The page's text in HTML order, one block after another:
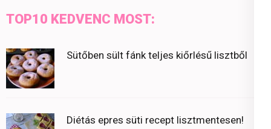
TOP10 KEDVENC MOST:
Sütőben sült fánk teljes kiőrlésű lisztből
Diétás epres süti recept lisztmentesen!